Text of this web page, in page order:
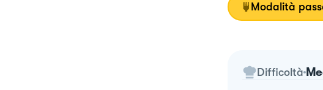
Modalità
Difficoltà